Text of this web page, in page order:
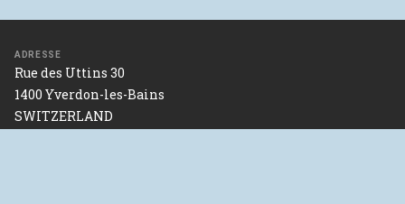
ADRESSE
Rue des Uttins 30
1400 Yverdon-les-Bains
SWITZERLAND